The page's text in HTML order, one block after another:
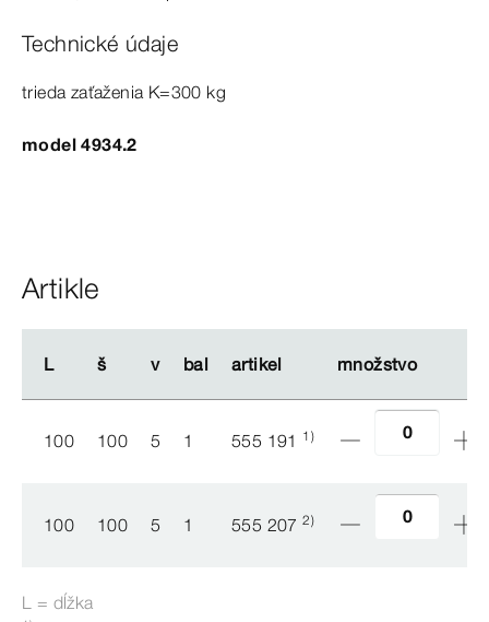
Technické údaje
trieda zaťaženia K=300 kg
model 4934.2
Artikle
L š v bal artikel množstvo
L š v bal artikel množstvo
100 100 5 1 555 191 1)
100 100 5 1 555 2072)
L = dĺžka